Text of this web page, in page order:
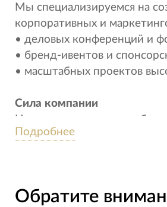
Мы специализируемся на
корпоративных и
• деловых конференций и
• бренд-ивентов и
• масштабных проектов
Сила компании
Наша миссия — решать
клиентов, наполняя
корпоративный фестиваль
Подробнее
Обратите